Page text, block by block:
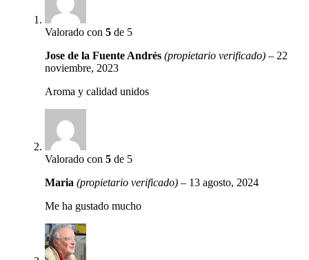
Valorado con5 de 5
Jose de la Fuente Andrés(propietario verificado) – 22
noviembre, 2023
Aroma y calidad unidos
Valorado con5 de 5
Maria(propietario verificado) – 13 agosto, 2024
Me ha gustado mucho